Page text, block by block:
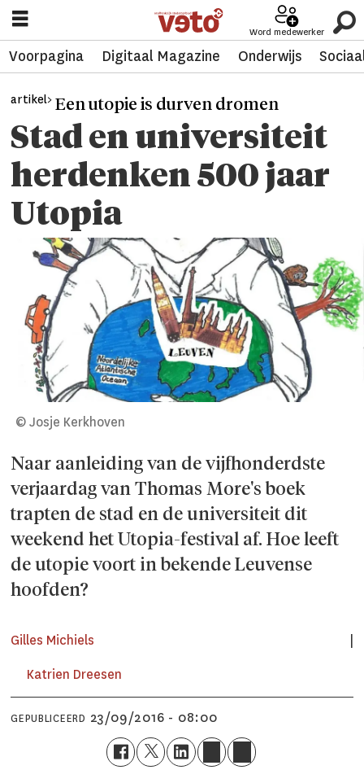
Word medewerker
Voorpagina Digitaal Magazine Onderwijs
artikel> Een utopie is durven dromen
Stad en universiteit
herdenken 500 jaar
Utopia
© Josje Kerkhoven
Naar aanleiding van de vijfhonderdste
verjaardag van Thomas More's boek
trapten de stad en de universiteit dit
weekend het Utopia-festival af. Hoe leeft
de utopie voort in bekende Leuvense
hoofden?
Gilles Michiels
Katrien Dreesen
GEPUBLICEERD 23/09/2016 - 08:00